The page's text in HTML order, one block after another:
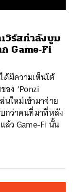
วิร์สกำลังบูม
Game-Fi
ด้มีความเห็นโต้
ง ‘Ponzi
นใหม่เข้ามาจ่าย
บกว่าคนที่มาที่หลัง
ล้ว Game-Fi นั้น